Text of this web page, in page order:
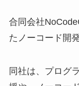
合同会社
たノーコード開
同社は、プログ